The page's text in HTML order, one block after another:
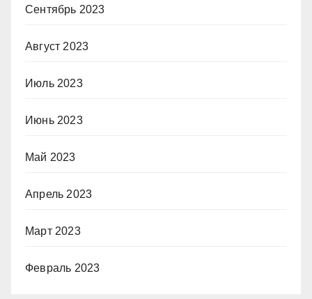
Сентябрь 2023
Август 2023
Июль 2023
Июнь 2023
Май 2023
Апрель 2023
Март 2023
Февраль 2023